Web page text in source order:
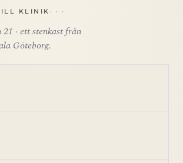
KLINIK
· ett stenkast från
Göteborg.